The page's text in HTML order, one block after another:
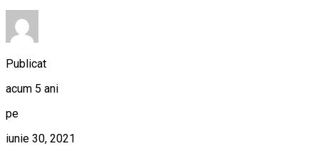
Publicat
acum 5 ani
pe
iunie 30, 2021